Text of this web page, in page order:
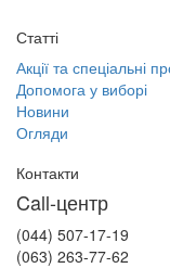
Статті
Акції та спеціальні
Допомога у виборі
Новини
Огляди
Контакти
Call-центр
(044) 507-17-19
(063) 263-77-62